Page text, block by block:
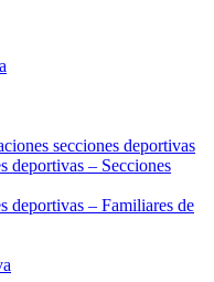
secciones deportivas
deportivas – Secciones
deportivas – Familiares de